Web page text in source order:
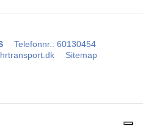
Telefonnr.: 60130454
Sitemap